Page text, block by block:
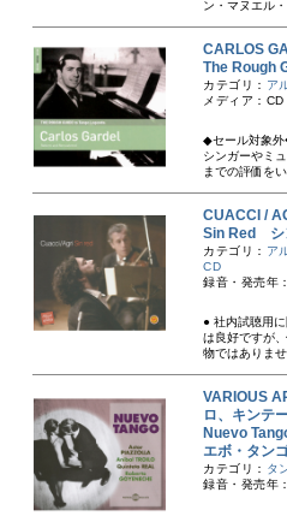
ン・マヌエル
CARLOS
The Rough
カテゴリ： ア
メディア：CD
◆セール対象外
シンガーやミ
までの評価を
CUACCI /
Sin Red シ
カテゴリ： ア
CD
録音・発売年
● 社内試聴用
は良好ですが
物ではありま
VARIOUS
ロ、キンテ
Nuevo
エボ・タン
カテゴリ： タ
録音・発売年